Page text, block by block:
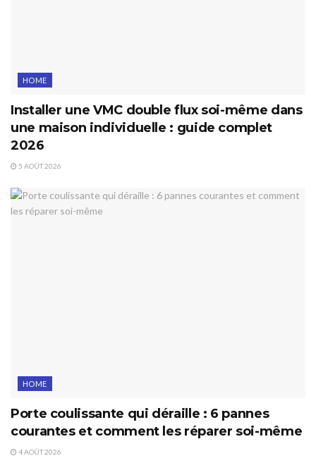
HOME
Installer une VMC double flux soi-même dans
une maison individuelle : guide complet
2026
5 AOÛT 2026
HOME
Porte coulissante qui déraille : 6 pannes
courantes et comment les réparer soi-même
4 AOÛT 2026